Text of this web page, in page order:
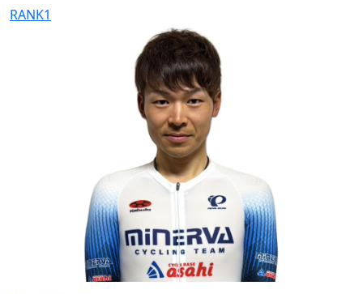
RANK1